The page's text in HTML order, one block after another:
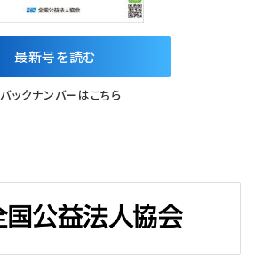
最新号を読む
バックナンバーはこちら